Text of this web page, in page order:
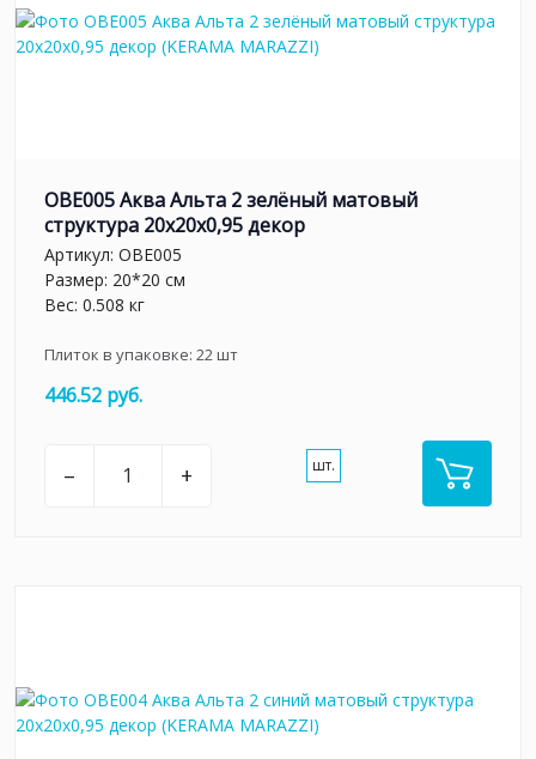
OBE005 Аква Альта 2 зелёный матовый
структура 20x20x0,95 декор
Артикул: OBE005
Размер: 20*20 см
Вес: 0.508 кг
Плиток в упаковке: 22шт
446.52 руб.
– + шт.